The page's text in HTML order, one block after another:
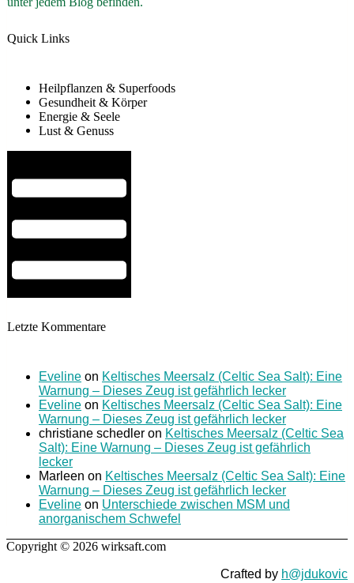
Quick Links
Heilpflanzen & Superfoods
Gesundheit & Körper
Energie & Seele
Lust & Genuss
Letzte Kommentare
Eveline on Keltisches Meersalz (Celtic Sea Salt): Eine
Warnung – Dieses Zeug ist gefährlich lecker
Eveline on Keltisches Meersalz (Celtic Sea Salt): Eine
Warnung – Dieses Zeug ist gefährlich lecker
christiane schedler on Keltisches Meersalz (Celtic Sea
Salt): Eine Warnung – Dieses Zeug ist gefährlich
lecker
Marleen on Keltisches Meersalz (Celtic Sea Salt): Eine
Warnung – Dieses Zeug ist gefährlich lecker
Eveline on Unterschiede zwischen MSM und
anorganischem Schwefel
Copyright © 2026 wirksaft.com
Crafted by h@jdukovic